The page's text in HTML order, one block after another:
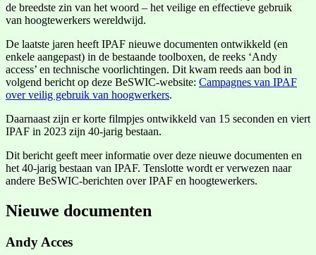
de breedste zin van het woord – het veilige en effectieve gebruik
van hoogtewerkers wereldwijd.
De laatste jaren heeft IPAF nieuwe documenten ontwikkeld (en
enkele aangepast) in de bestaande toolboxen, de reeks ‘Andy
access’ en technische voorlichtingen. Dit kwam reeds aan bod in
volgend bericht op deze BeSWIC-website: Campagnes van IPAF
over veilig gebruik van hoogwerkers.
Daarnaast zijn er korte filmpjes ontwikkeld van 15 seconden en viert
IPAF in 2023 zijn 40-jarig bestaan.
Dit bericht geeft meer informatie over deze nieuwe documenten en
het 40-jarig bestaan van IPAF. Tenslotte wordt er verwezen naar
andere BeSWIC-berichten over IPAF en hoogtewerkers.
Nieuwe documenten
Andy Acces